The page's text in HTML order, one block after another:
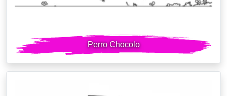
Perro Chocolo